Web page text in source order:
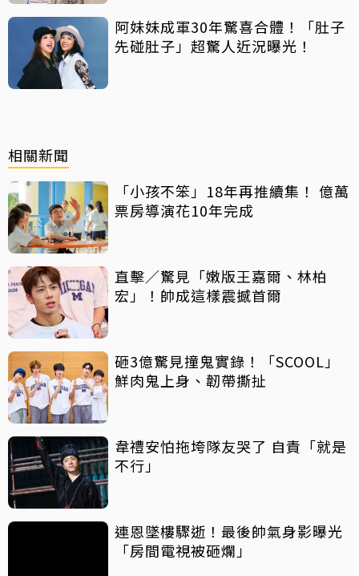
阿妹妹成軍30年驚喜合體！「肚子
先碰肚子」超驚人近況曝光！
相關新聞
「小孩不笨」18年再推續集！ 億萬
票房導演花10年完成
直擊／驚見「嫩版王嘉爾、林柏
宏」！帥成這樣震撼首爾
砸3億驚見撞鬼實錄！「SCOOL」
鮮肉鬼上身、韌帶撕扯
韋禮安怕拖垮隊友哭了 自責「就是
不行」
連恩墜樓驟逝！最後帥氣身影曝光
「房間電視被砸爛」